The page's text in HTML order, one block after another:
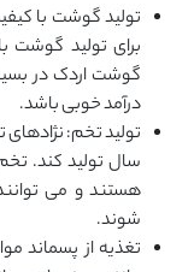
تولید گوشت با
برای تولید گوشت
گوشت اردک در
درآمد خوبی باشد.
تولید تخم:
سال تولید کند.
هستند و می‌
شوند.
تغذیه از پسماند